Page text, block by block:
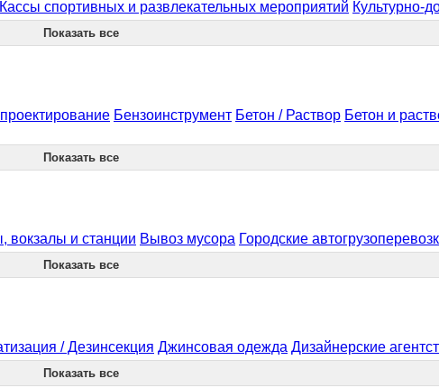
Кассы спортивных и развлекательных мероприятий Культурно-
Показать все
Бензоинструмент Бетон / Раствор Бетон и
Показать все
вокзалы и станции Вывоз мусора Городские
Показать все
/ Дезинсекция Джинсовая одежда Дизайнерские
Показать все